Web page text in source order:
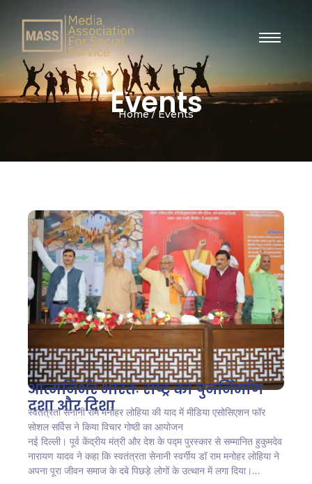
Events
Home / Events
आत्मनिर्भर भारतः राष्ट्र का पुनर्निर्माण
दशा और दिशा
स्वतंत्रता सेनानी राम मनोहर लोहिया की याद में मीडिया एसोसिएशन फॉर
सोशल सर्विस ने किया विचार गोष्ठी का आयोजन
नई दिल्ली। पूर्व केंद्रीय मंत्री और देश के पद्म पुरस्कार से सम्मानित हुकुमदेव
नारायण यादव ने कहा कि स्वतंत्रता सेनानी स्वर्गीय डॉ राम मनोहर लोहिया ने
अपना पूरा जीवन समाज के दबे पिछड़े लोगों के उत्थान में लगा दिया।…